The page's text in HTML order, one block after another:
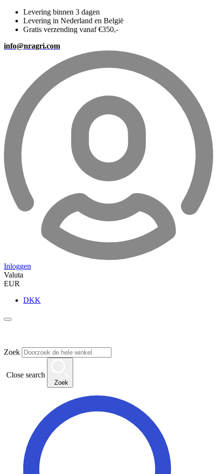
Levering binnen 3 dagen
Levering in Nederland en België
Gratis verzending vanaf €350,-
info@nragri.com
Inloggen
Valuta
EUR
DKK
Zoek
Close search
Zoek